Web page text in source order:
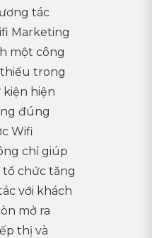
tác
Marketing
một công
trong
kiện hiện
đúng
Wifi
chỉ giúp
chức tăng
với khách
mở ra
thị và